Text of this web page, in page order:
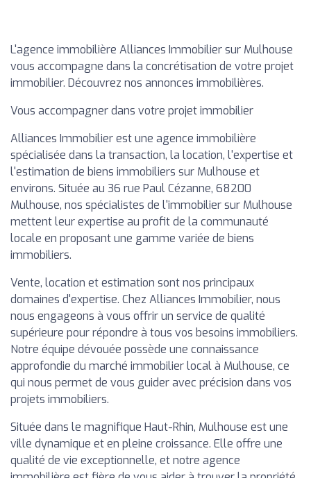
L'agence immobilière Alliances Immobilier sur Mulhouse
vous accompagne dans la concrétisation de votre projet
immobilier. Découvrez nos annonces immobilières.
Vous accompagner dans votre projet immobilier
Alliances Immobilier est une agence immobilière
spécialisée dans la transaction, la location, l'expertise et
l'estimation de biens immobiliers sur Mulhouse et
environs. Située au 36 rue Paul Cézanne, 68200
Mulhouse, nos spécialistes de l'immobilier sur Mulhouse
mettent leur expertise au profit de la communauté
locale en proposant une gamme variée de biens
immobiliers.
Vente, location et estimation sont nos principaux
domaines d'expertise. Chez Alliances Immobilier, nous
nous engageons à vous offrir un service de qualité
supérieure pour répondre à tous vos besoins immobiliers.
Notre équipe dévouée possède une connaissance
approfondie du marché immobilier local à Mulhouse, ce
qui nous permet de vous guider avec précision dans vos
projets immobiliers.
Située dans le magnifique Haut-Rhin, Mulhouse est une
ville dynamique et en pleine croissance. Elle offre une
qualité de vie exceptionnelle, et notre agence